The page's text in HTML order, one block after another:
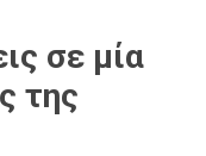
σε μία
της